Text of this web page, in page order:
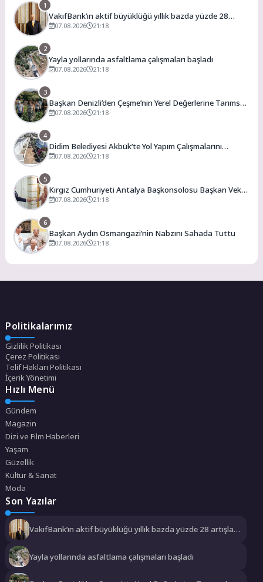
1
VakıfBank’ın aktif büyüklüğü yıllık bazda yüzde 28
artışla 5,8 trilyon TL’yi aştı
07.08.2026 21:18
2
Yayla yollarında asfaltlama çalışmaları başladı
07.08.2026 21:18
3
Başkan Denizli’den Çeşme’nin Yerel Değerlerine Tarımsal
Destek
07.08.2026 21:18
4
Didim Belediyesi Akbük’te Yol Yapım Çalışmalarını
Genişletiyor
07.08.2026 21:18
5
Kırgız Cumhuriyeti Antalya Başkonsolosu Başkan Vekili
Özdemir’i ziyaret etti
07.08.2026 21:18
6
Başkan Aydın Osmangazi’nin Nabzını Sahada Tuttu
07.08.2026 21:18
Politikalarımız
Gizlilik Politikası
Çerez Politikası
Telif Hakları Politikası
İçerik Yönetimi
Hızlı Menü
Gündem
Magazin
Dizi ve Film Haberleri
Yaşam
Güzellik
Kültür & Sanat
Moda
Son Yazılar
VakıfBank’ın aktif büyüklüğü yıllık bazda yüzde 28 artışla
Yayla yollarında asfaltlama çalışmaları başladı